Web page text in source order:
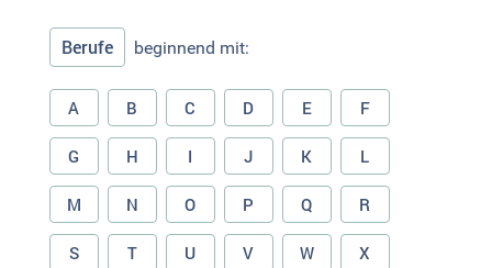
Berufe beginnend mit:
A B C D E F
G H I J K L
M N O P Q R
S T U V W X